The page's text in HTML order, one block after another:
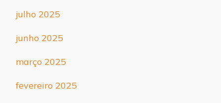
julho 2025
junho 2025
março 2025
fevereiro 2025